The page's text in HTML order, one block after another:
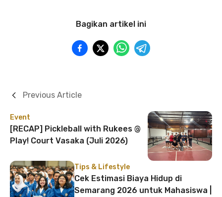
Bagikan artikel ini
Event
[RECAP] Pickleball with Rukees @
Play! Court Vasaka (Juli 2026)
Previous Article
Tips & Lifestyle
Cek Estimasi Biaya Hidup di
Semarang 2026 untuk Mahasiswa |